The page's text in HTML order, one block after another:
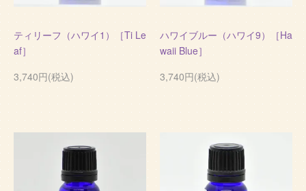
ティリーフ（ハワイ1）［Ti Le
af］
3,740円(税込)
ハワイブルー（ハワイ9）［Ha
waii Blue］
3,740円(税込)